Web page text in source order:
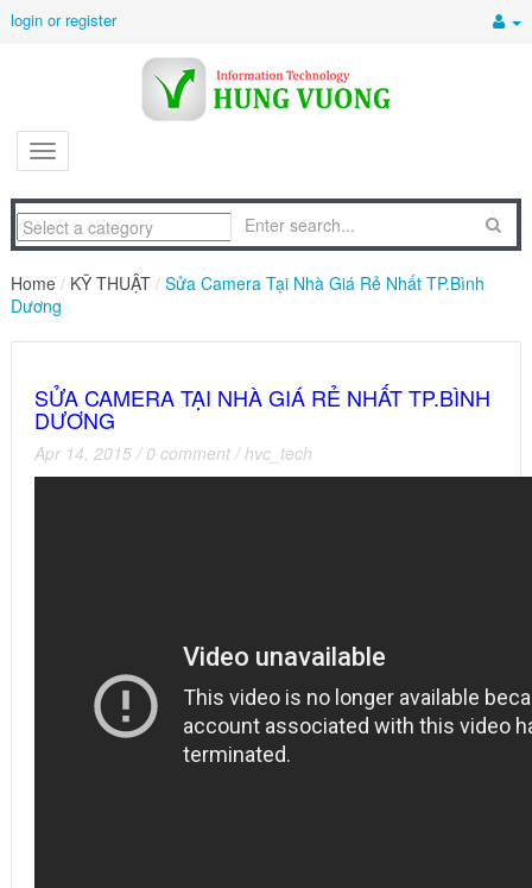
login or register
Home / KỸ THUẬT / Sửa Camera Tại Nhà Giá Rẻ Nhất TP.Bình
Dương
SỬA CAMERA TẠI NHÀ GIÁ RẺ NHẤT TP.BÌNH
DƯƠNG
Apr 14, 2015 / 0 comment /hvc_tech